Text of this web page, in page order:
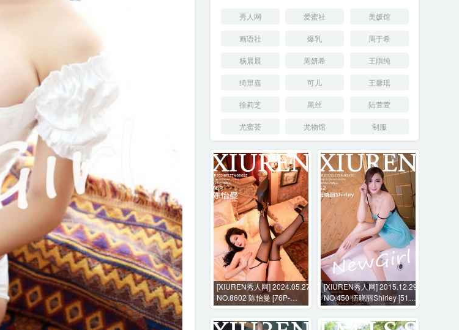
秀人网 爱蜜社 美媛馆
画语社 爆乳 周于希
杨晨晨 周妍希 王雨纯
绮里嘉 可儿 王馨瑶
徐莉芝 黑丝 陆萱萱
尤蜜荟 尤物馆 制服
[XIUREN秀人网] 2024.05.27
NO.8602 陈怡曼 [76P-
912MB]
[XIUREN秀人网] 2015.12.29
NO.450 伍晓丽Shirley [51P-
135MB]